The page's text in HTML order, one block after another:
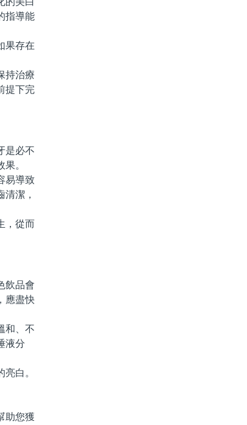
指導能
果存在
持治療
提下完
是必不
。
易導致
潔，
，從而
飲品會
應盡快
和、不
液分
白。
助您獲